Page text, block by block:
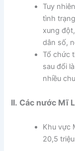
Tuy
tình
xung
dân số,
Tổ chức
sau đổi
nhiều
II. Các nước Mĩ
Khu vực
20,5